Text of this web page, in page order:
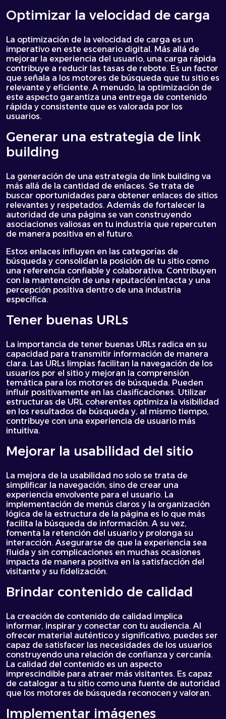
Optimizar la velocidad de carga
La optimización de la velocidad de carga es un
imperativo en este escenario digital. Más allá de
mejorar la experiencia del usuario, una carga rápida
contribuye a reducir las tasas de rebote. Es un factor
que señala a los motores de búsqueda que tu sitio es
relevante y eficiente. A menudo, la optimización de
este aspecto garantiza una entrega de contenido
rápida y consistente que es valorada por los
usuarios.
Generar una estrategia de link
building
La generación de una estrategia de link building va
más allá de la cantidad de enlaces. Se trata de
buscar oportunidades para obtener enlaces de sitios
relevantes y respetados. Además de fortalecer la
autoridad de una página se van construyendo
asociaciones valiosas en tu industria que repercuten
de manera positiva en el futuro.
Estos enlaces influyen en las categorías de
búsqueda y consolidan la posición de tu sitio como
una referencia confiable y colaborativa. Contribuyen
con la mantención de una reputación intacta y una
percepción positiva dentro de una industria
específica.
Tener buenas URLs
La importancia de tener buenas URLs radica en su
capacidad para transmitir información de manera
clara. Las URLs limpias facilitan la navegación de los
usuarios por el sitio y mejoran la comprensión
temática para los motores de búsqueda. Pueden
influir positivamente en las clasificaciones. Utilizar
estructuras de URL coherentes optimiza la visibilidad
en los resultados de búsqueda y, al mismo tiempo,
contribuye con una experiencia de usuario más
intuitiva.
Mejorar la usabilidad del sitio
La mejora de la usabilidad no solo se trata de
simplificar la navegación, sino de crear una
experiencia envolvente para el usuario. La
implementación de menús claros y la organización
lógica de la estructura de la página es lo que más
facilita la búsqueda de información. A su vez,
fomenta la retención del usuario y prolonga su
interacción. Asegurarse de que la experiencia sea
fluida y sin complicaciones en muchas ocasiones
impacta de manera positiva en la satisfacción del
visitante y su fidelización.
Brindar contenido de calidad
La creación de contenido de calidad implica
informar, inspirar y conectar con tu audiencia. Al
ofrecer material auténtico y significativo, puedes ser
capaz de satisfacer las necesidades de los usuarios
construyendo una relación de confianza y cercanía.
La calidad del contenido es un aspecto
imprescindible para atraer más visitantes. Es capaz
de catalogar a tu sitio como una fuente de autoridad
que los motores de búsqueda reconocen y valoran.
Implementar imágenes